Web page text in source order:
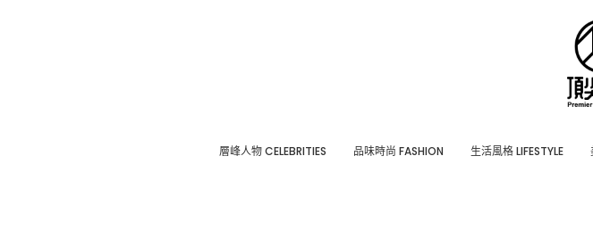
層峰⼈物 CELEBRITIES 品味時尚 FASHION ⽣活風格 LIFESTYLE